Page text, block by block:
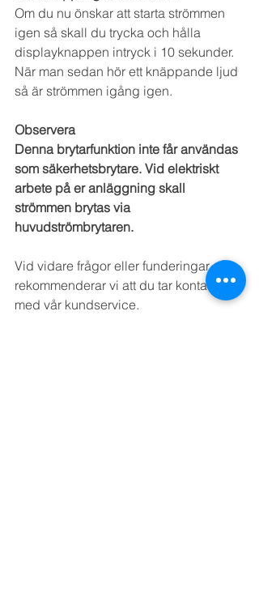
Om du nu önskar att starta strömmen
igen så skall du trycka och hålla
displayknappen intryck i 10 sekunder.
När man sedan hör ett knäppande ljud
så är strömmen igång igen.
Observera
Denna brytarfunktion inte får användas
som säkerhetsbrytare. Vid elektriskt
arbete på er anläggning skall
strömmen brytas via
huvudströmbrytaren.
Vid vidare frågor eller funderingar så
rekommenderar vi att du tar kontakt
med vår kundservice.